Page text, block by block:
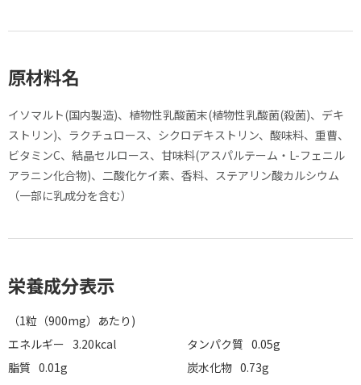
原材料名
イソマルト(国内製造)、植物性乳酸菌末(植物性乳酸菌(殺菌)、デキ
ストリン)、ラクチュロース、シクロデキストリン、酸味料、重曹、
ビタミンC、結晶セルロース、甘味料(アスパルテーム・L-フェニル
アラニン化合物)、二酸化ケイ素、香料、ステアリン酸カルシウム
（一部に乳成分を含む）
栄養成分表示
（1粒（900mg）あたり)
エネルギー 3.20kcal タンパク質 0.05g
脂質 0.01g 炭水化物 0.73g